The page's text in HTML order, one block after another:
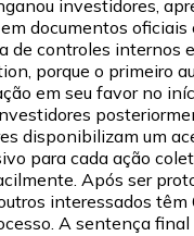
investidores,
documentos oficiais
de controles internos
porque o primeiro
em seu favor no
disponibilizam um
para cada ação
Após ser
interessados têm
A sentença